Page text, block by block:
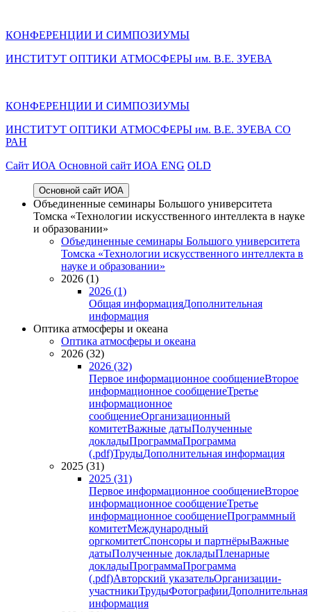
КОНФЕРЕНЦИИ И СИМПОЗИУМЫ
ИНСТИТУТ ОПТИКИ АТМОСФЕРЫ им. В.Е. ЗУЕВА
КОНФЕРЕНЦИИ И СИМПОЗИУМЫ
ИНСТИТУТ ОПТИКИ АТМОСФЕРЫ им. В.Е. ЗУЕВА СО
РАН
Cайт ИОА Основной сайт ИОА ENG OLD
Основной сайт ИОА
Объединенные семинары Большого университета
Томска «Технологии искусственного интеллекта в науке
и образовании»
Объединенные семинары Большого университета
Томска «Технологии искусственного интеллекта в
науке и образовании»
2026 (1)
2026 (1)
Общая информацияДополнительная
информация
Оптика атмосферы и океана
Оптика атмосферы и океана
2026 (32)
2026 (32)
Первое информационное сообщениеВторое
информационное сообщениеТретье
информационное
сообщениеОрганизационный
комитетВажные датыПолученные
докладыПрограммаПрограмма
(.pdf)ТрудыДополнительная информация
2025 (31)
2025 (31)
Первое информационное сообщениеВторое
информационное сообщениеТретье
информационное сообщениеПрограммный
комитетМеждународный
оргкомитетСпонсоры и партнёрыВажные
датыПолученные докладыПленарные
докладыПрограммаПрограмма
(.pdf)Авторский указательОрганизации-
участникиТрудыФотографииДополнительная
информация